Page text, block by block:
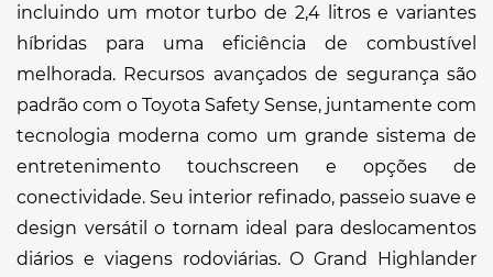
incluindo um motor turbo de 2,4 litros e variantes
híbridas para uma eficiência de combustível
melhorada. Recursos avançados de segurança são
padrão com o Toyota Safety Sense, juntamente com
tecnologia moderna como um grande sistema de
entretenimento touchscreen e opções de
conectividade. Seu interior refinado, passeio suave e
design versátil o tornam ideal para deslocamentos
diários e viagens rodoviárias. O Grand Highlander